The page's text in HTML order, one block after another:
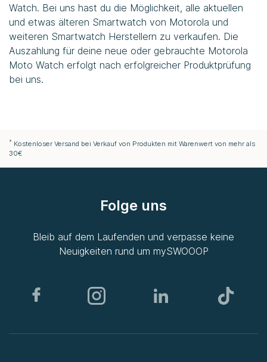
Watch. Bei uns hast du die Möglichkeit, alle aktuellen
und etwas älteren Smartwatch von Motorola und
weiteren Smartwatch Herstellern zu verkaufen. Die
Auszahlung für deine neue oder gebrauchte Motorola
Moto Watch erfolgt nach erfolgreicher Produktprüfung
bei uns.
* Kostenloser Versand bei Verkauf von Produkten mit Warenwert von mehr als
30€
Folge uns
Bleib auf dem Laufenden und verpasse keine
Neuigkeiten rund um mySWOOOP